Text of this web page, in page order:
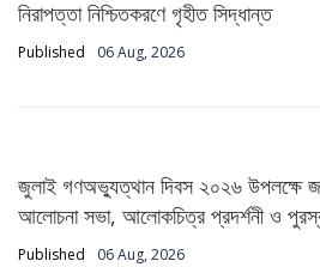
নিরাপত্তা নিশ্চিতকরণে গৃহীত সিদ্ধান্ত
Published 06 Aug, 2026
জুলাই গণঅভ্যুত্থান দিবস ২০২৬ উপলক্ষে
আলোচনা সভা, আলোকচিত্র প্রদর্শনী ও
Published 06 Aug, 2026